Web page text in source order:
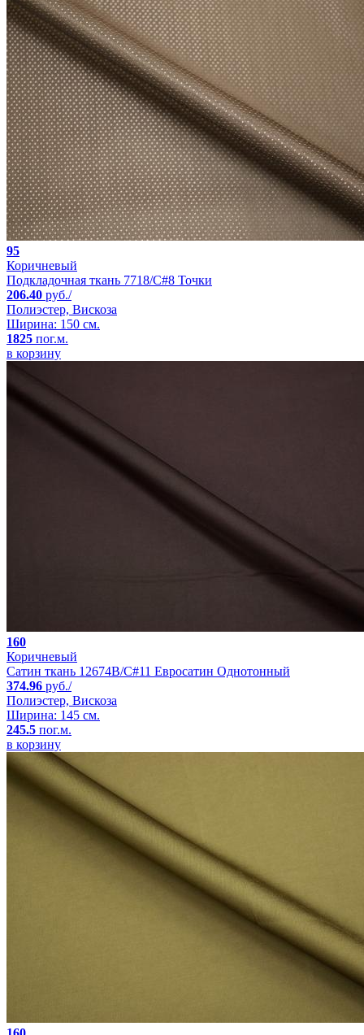
95
Коричневый
Подкладочная ткань 7718/C#8 Точки
206.40 руб./
Полиэстер, Вискоза
Ширина: 150 см.
1825 пог.м.
в корзину
160
Коричневый
Сатин ткань 12674B/C#11 Евросатин Однотонный
374.96 руб./
Полиэстер, Вискоза
Ширина: 145 см.
245.5 пог.м.
в корзину